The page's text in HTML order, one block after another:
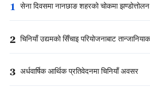
1 सेना दिवसमा नानछाङ शहरको चोकमा
2 चिनियाँ उद्यमको सिँचाइ परियोजनाबाट
3 अर्धवार्षिक आर्थिक प्रतिवेदनमा चिनियाँ अवसर